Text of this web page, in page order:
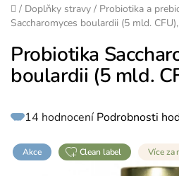
Domů
/ Doplňky stravy / Probiotika a
Saccharomyces boulardii (5 mld.
Probiotika
boulardii (5 mld.
Průměrné
hodnocení
5,0
5
14 hodnocení Podrobnosti
Akce clean label Více za